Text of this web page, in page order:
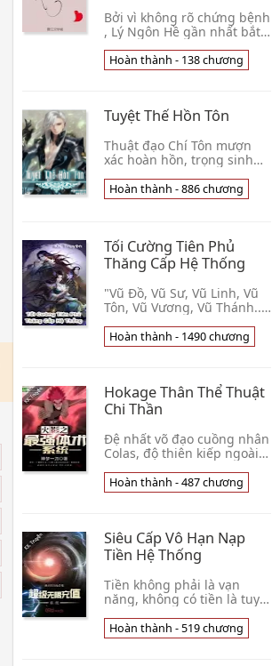
Bởi vì không rõ chứng bệnh
, Lý Ngôn Hề gần nhất bắt
còn có thể nghe được một
ít người tiếng lòng. Cái gì?
Hoàn thành - 138 chương
Tuyệt Thế Hồn Tôn
Thuật đạo Chí Tôn mượn
xác hoàn hồn, trọng sinh
Khương Vân thân, song tu
thiên phú một buổi sáng
Hoàn thành - 886 chương
Tối Cường Tiên Phủ
Thăng Cấp Hệ Thống
"Vũ Đồ, Vũ Sư, Vũ Linh, Vũ
Tôn, Vũ Vương, Vũ Thánh...
Trọng Thiên" Dưới chân là
thất thải tường vân, trong
Hoàn thành - 1490 chương
Hokage Thân Thể Thuật
Chi Thần
Đệ nhất võ đạo cuồng nhân
Colas, độ thiên kiếp ngoài ý
nhập Hokage Thế giới, phụ
thân với Rock Lee trên
Hoàn thành - 487 chương
Siêu Cấp Vô Hạn Nạp
Tiền Hệ Thống
Tiền không phải là vạn
năng, không có tiền là tuyệt
tin, có nạp hệ thống, kim
tiền không gì không thể!
Hoàn thành - 519 chương